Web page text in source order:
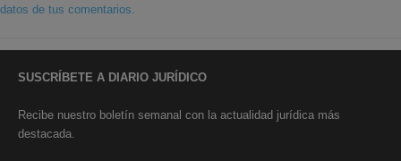
datos de tus comentarios.
SUSCRÍBETE A DIARIO JURÍDICO
Recibe nuestro boletín semanal con la actualidad jurídica más
destacada.